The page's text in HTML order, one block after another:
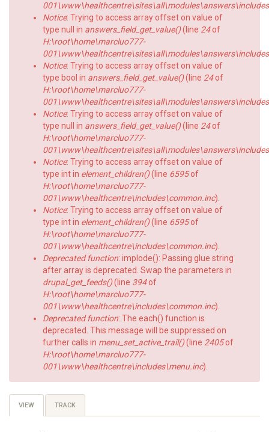
Notice: Trying to access array offset on value of
type null in answers_field_get_value()(line 24of
H:\root\home\marcluo777-
Notice: Trying to access array offset on value of
type bool in answers_field_get_value()(line 24of
H:\root\home\marcluo777-
Notice: Trying to access array offset on value of
type null in answers_field_get_value()(line 24of
H:\root\home\marcluo777-
Notice: Trying to access array offset on value of
type int in element_children()(line 6595of
H:\root\home\marcluo777-
001\www\healthcentre\includes\common.inc).
Notice: Trying to access array offset on value of
type int in element_children()(line 6595of
H:\root\home\marcluo777-
001\www\healthcentre\includes\common.inc).
Deprecated function: implode(): Passing glue string
after array is deprecated. Swap the parameters in
drupal_get_feeds()(line 394of
H:\root\home\marcluo777-
001\www\healthcentre\includes\common.inc).
Deprecated function: The each() function is
deprecated. This message will be suppressed on
further calls in menu_set_active_trail()(line 2405of
H:\root\home\marcluo777-
001\www\healthcentre\includes\menu.inc).
Primary
VIEW (ACTIVE
TAB)
TRACK